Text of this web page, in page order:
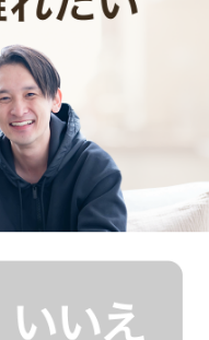
の利用を
記事全文を見る
くれた